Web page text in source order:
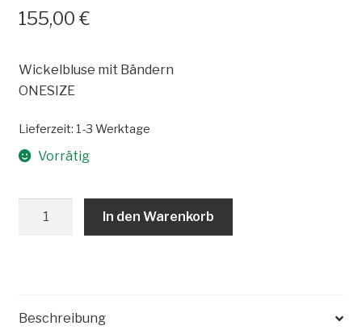
155,00 €
Wickelbluse mit Bändern
ONESIZE
Lieferzeit: 1-3 Werktage
Vorrätig
In den Warenkorb
Beschreibung